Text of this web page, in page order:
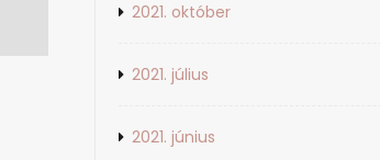
2021. október
2021. július
2021. június